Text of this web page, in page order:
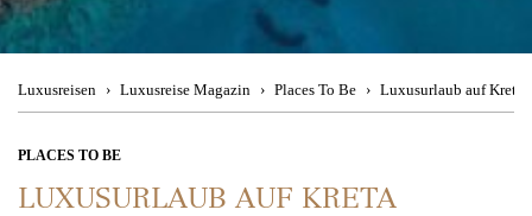
Besuchen Sie uns im Travel Store
Theresienstraße 1
80333 München
Mo. - Fr. 08:00 - 19:00 Uhr, Sa. 11:00 - 15:00 Uhr
Magic Moments
Urban Hotspots
Culinary Journey
Luxusreisen Luxusreise Magazin Places To Be Luxusurlaub auf Kreta
PLACES TO BE
LUXUSURLAUB AUF KRETA